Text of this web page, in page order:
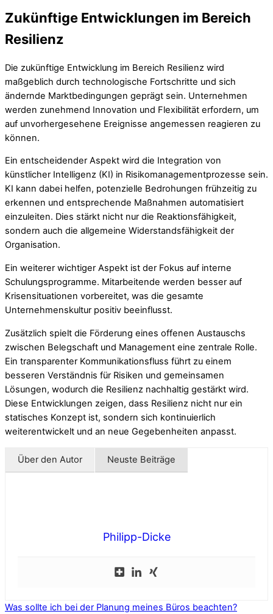
Zukünftige Entwicklungen im Bereich
Resilienz
Die zukünftige Entwicklung im Bereich Resilienz wird
maßgeblich durch technologische Fortschritte und sich
ändernde Marktbedingungen geprägt sein. Unternehmen
werden zunehmend Innovation und Flexibilität erfordern, um
auf unvorhergesehene Ereignisse angemessen reagieren zu
können.
Ein entscheidender Aspekt wird die Integration von
künstlicher Intelligenz (KI) in Risikomanagementprozesse sein.
KI kann dabei helfen, potenzielle Bedrohungen frühzeitig zu
erkennen und entsprechende Maßnahmen automatisiert
einzuleiten. Dies stärkt nicht nur die Reaktionsfähigkeit,
sondern auch die allgemeine Widerstandsfähigkeit der
Organisation.
Ein weiterer wichtiger Aspekt ist der Fokus auf interne
Schulungsprogramme. Mitarbeitende werden besser auf
Krisensituationen vorbereitet, was die gesamte
Unternehmenskultur positiv beeinflusst.
Zusätzlich spielt die Förderung eines offenen Austauschs
zwischen Belegschaft und Management eine zentrale Rolle.
Ein transparenter Kommunikationsfluss führt zu einem
besseren Verständnis für Risiken und gemeinsamen
Lösungen, wodurch die Resilienz nachhaltig gestärkt wird.
Diese Entwicklungen zeigen, dass Resilienz nicht nur ein
statisches Konzept ist, sondern sich kontinuierlich
weiterentwickelt und an neue Gegebenheiten anpasst.
Über den Autor Neuste Beiträge
Philipp-Dicke
Was sollte ich bei der Planung meines Büros beachten?